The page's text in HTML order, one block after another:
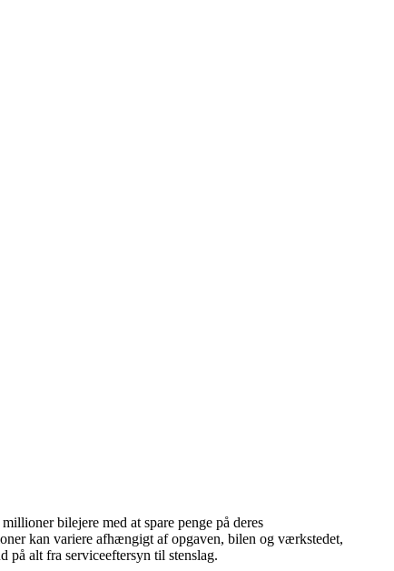
bilejere med at spare penge på deres
kan variere afhængigt af opgaven, bilen og værkstedet,
på alt fra serviceeftersyn til stenslag.